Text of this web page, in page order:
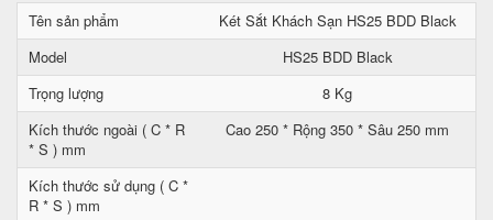
Tên sản phẩm
Két Sắt Khách Sạn HS25 BDD Black
Model
HS25 BDD Black
Trọng lượng
8 Kg
Kích thước ngoài ( C * R
* S ) mm
Cao 250 * Rộng 350 * Sâu 250 mm
Kích thước sử dụng ( C *
R * S ) mm